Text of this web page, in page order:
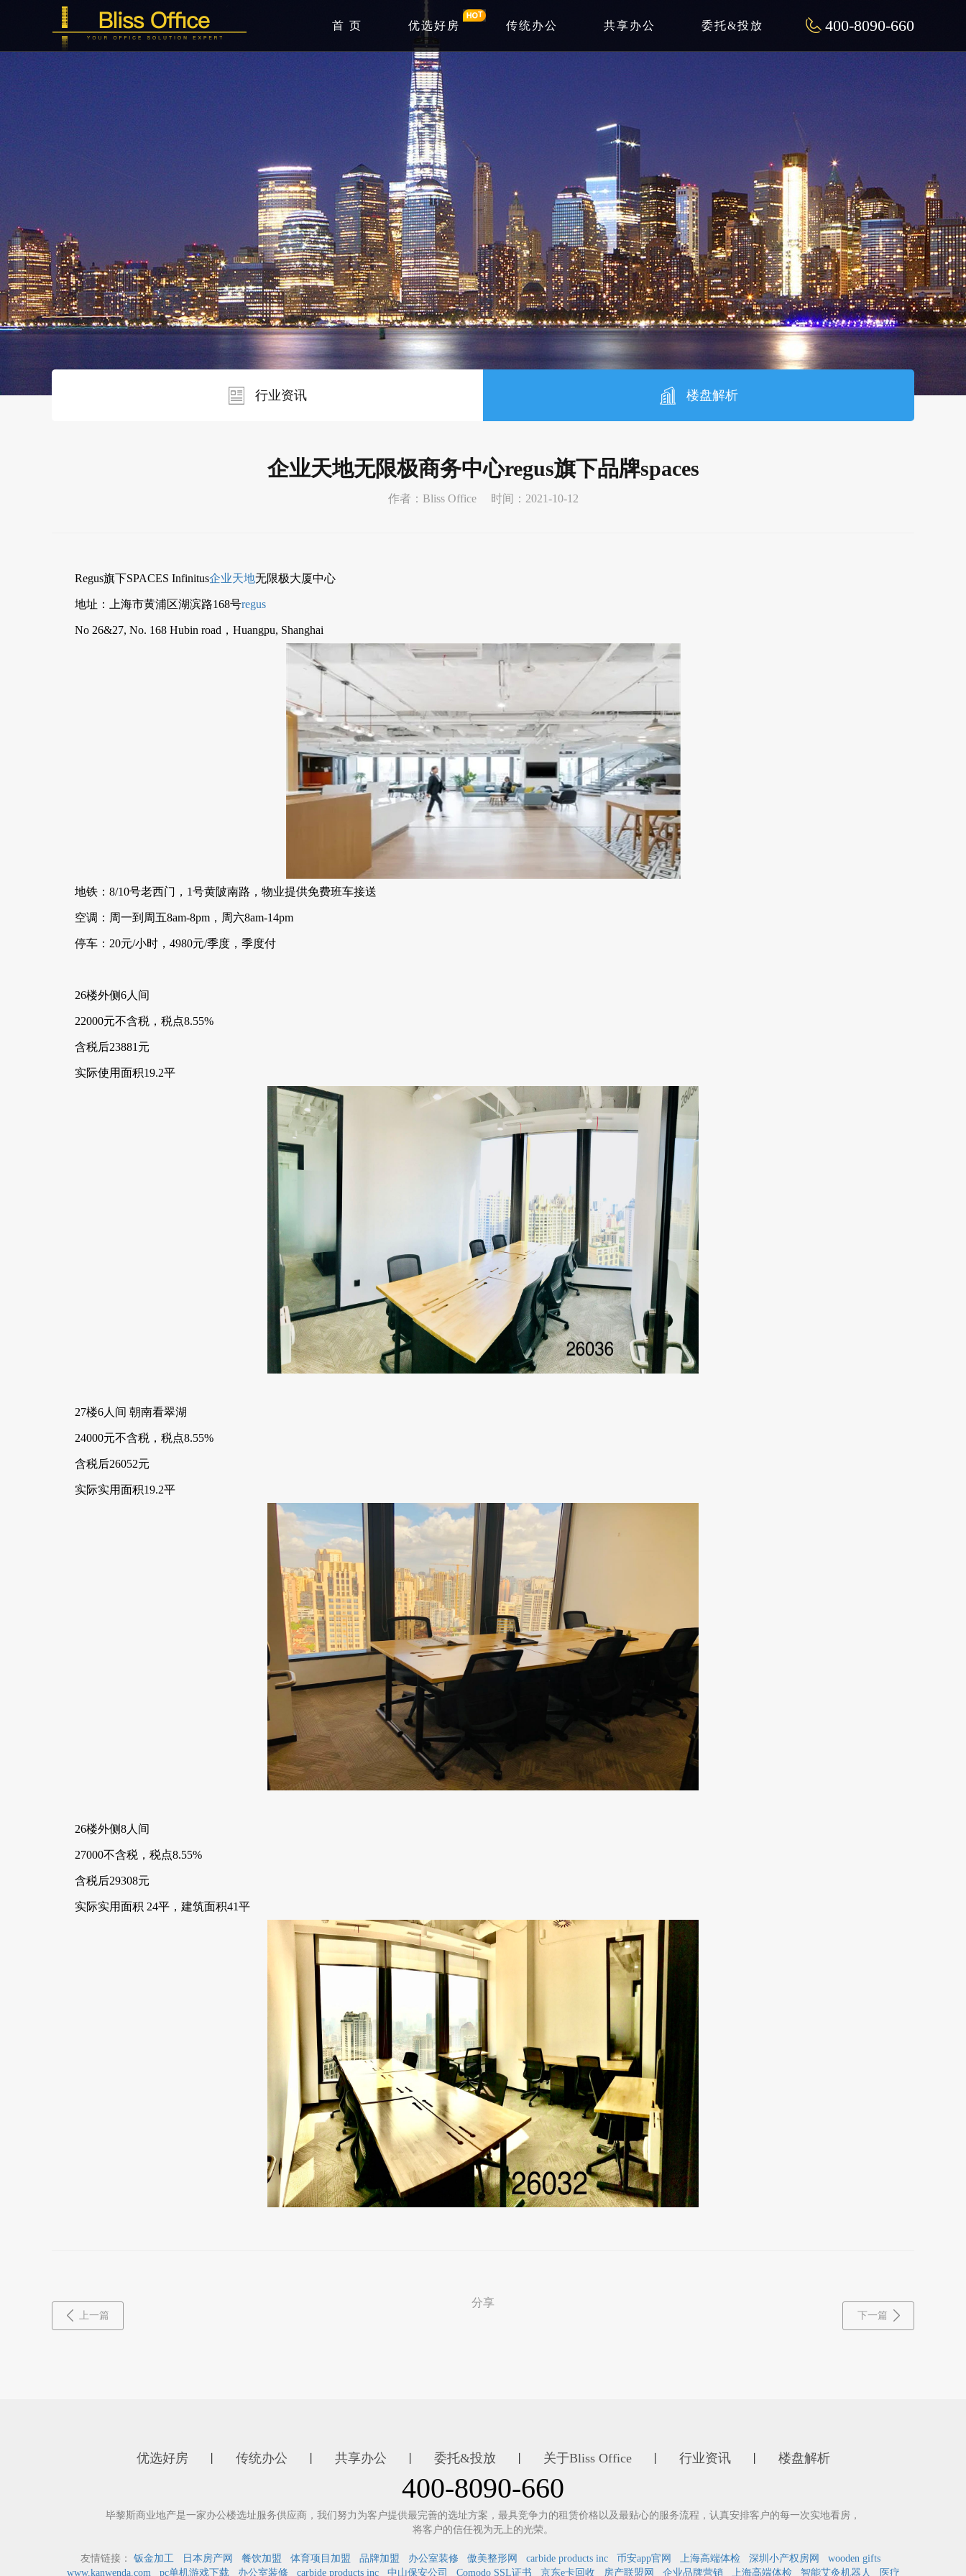
400-8090-660
首 页 优选好房 传统办公 共享办公 委托&投放
行业资讯 楼盘解析
企业天地无限极商务中心regus旗下品牌spaces
作者：Bliss Office 时间：2021-10-12
Regus旗下SPACES Infinitus企业天地无限极大厦中心
地址：上海市黄浦区湖滨路168号regus
No 26&27, No. 168 Hubin road，Huangpu, Shanghai
地铁：8/10号老西门，1号黄陂南路，物业提供免费班车接送
空调：周一到周五8am-8pm，周六8am-14pm
停车：20元/小时，4980元/季度，季度付
26楼外侧6人间
22000元不含税，税点8.55%
含税后23881元
实际使用面积19.2平
27楼6人间 朝南看翠湖
24000元不含税，税点8.55%
含税后26052元
实际实用面积19.2平
26楼外侧8人间
27000不含税，税点8.55%
含税后29308元
实际实用面积 24平，建筑面积41平
分享
上一篇 下一篇
优选好房 传统办公 共享办公 委托&投放 关于Bliss Office 行业资讯 楼盘解析
400-8090-660
毕黎斯商业地产是一家办公楼选址服务供应商，我们努力为客户提供最完善的选址方案，最具竞争力的租赁价格以及最贴心的服务流程，认真安排客户的每一次实地看房，
将客户的信任视为无上的光荣。
友情链接： 钣金加工 日本房产网 餐饮加盟 体育项目加盟 品牌加盟 办公室装修 傲美整形网 carbide products inc 币安app官网 上海高端体检 深圳小产权房网
wooden gifts
www.kanwenda.com
pc单机游戏下载 办公室装修 carbide products inc 中山保安公司 Comodo SSL证书 京东e卡回收 房产联盟网 企业品牌营销 上海高端体检 智能艾灸机器人 医疗